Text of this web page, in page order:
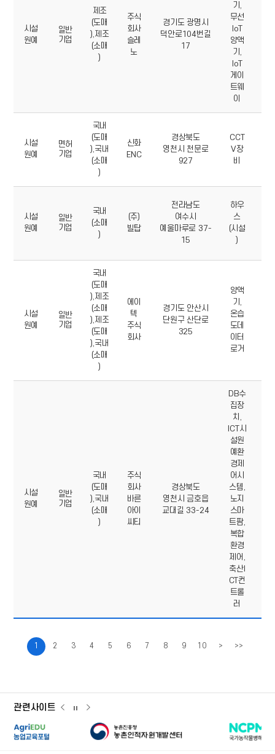
시설
원예
일반
기업
제조
(도매
),제조
(소매
)
주식
회사
슬레
노
경기도 광명시
덕안로104번길
17
기,
무선
IoT
양액
기,
IoT
게이
트웨
이
시설
원예
면허
기업
국내
(도매
),국내
(소매
)
신화
ENC
경상북도
영천시 천문로
927
CCT
V장
비
시설
원예
일반
기업
국내
(소매
)
(주)
빌탑
전라남도
여수시
예울마루로 37-
15
하우
스
(시설
)
시설
원예
일반
기업
국내
(도매
),제조
(소매
),제조
(도매
),국내
(소매
)
에이
텍
주식
회사
경기도 안산시
단원구 산단로
325
양액
기,
온습
도데
이터
로거
시설
원예
일반
기업
국내
(도매
),국내
(소매
)
주식
회사
바른
아이
씨티
경상북도
영천시 금호읍
교대길 33-24
DB수
집장
치,
ICT시
설원
예환
경제
어시
스템,
노지
스마
트팜,
복합
환경
제어,
축산I
CT컨
트롤
러
1 2 3 4 5 6 7 8 9 10 > >>
관련사이트
관련사이트관련사이트
일시정지
관련사이트
슬라이드
농업교육포털 농촌인적자원개발센터 국가농작물병